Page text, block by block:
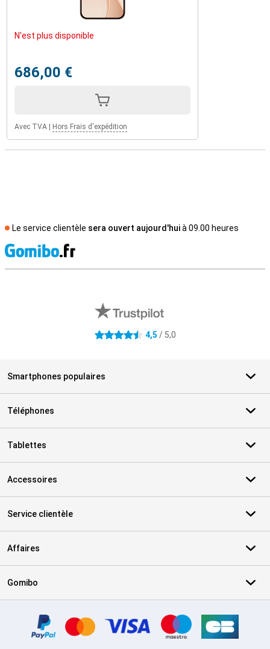
N'est plus disponible
686,00 €
Avec TVA Hors Frais d'expédition
Le service clientèle sera ouvert aujourd'huià 09.00 heures
4.5 étoiles 4,5 / 5,0
Smartphones populaires
Téléphones
Tablettes
Accessoires
Service clientèle
Affaires
Gomibo